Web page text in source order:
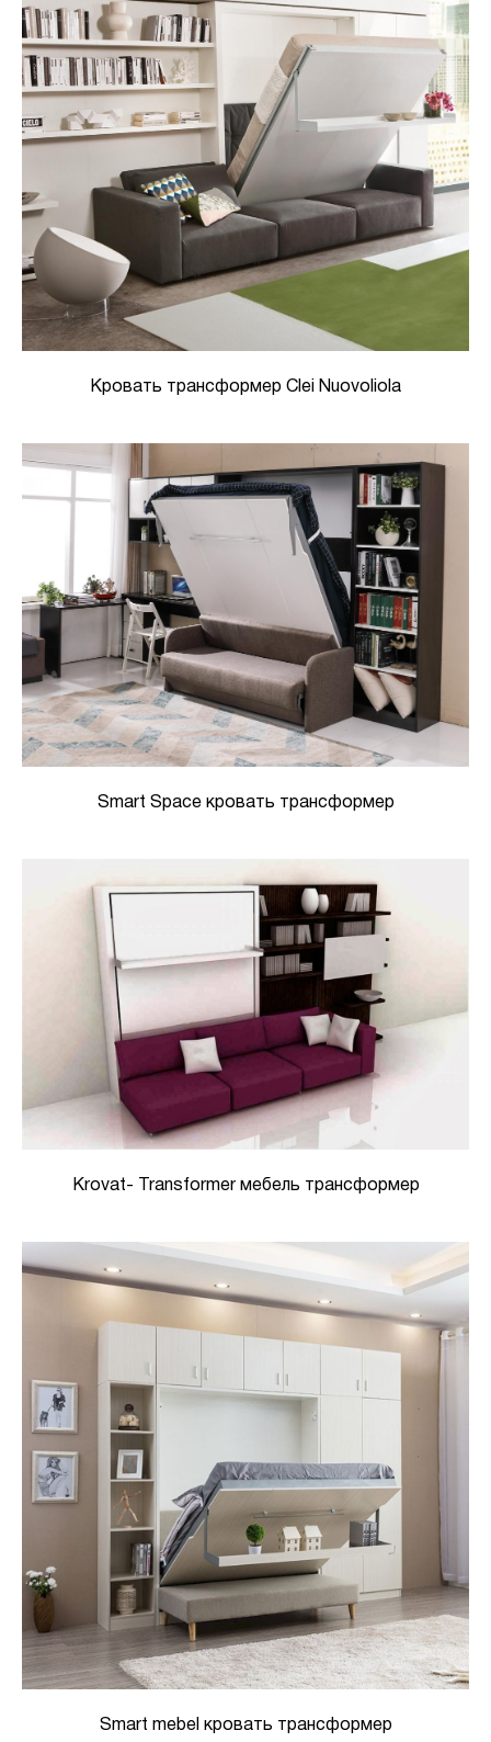
Кровать трансформер Clei Nuovoliola
Smart Space кровать трансформер
Krovat- Transformer мебель трансформер
Smart mebel кровать трансформер